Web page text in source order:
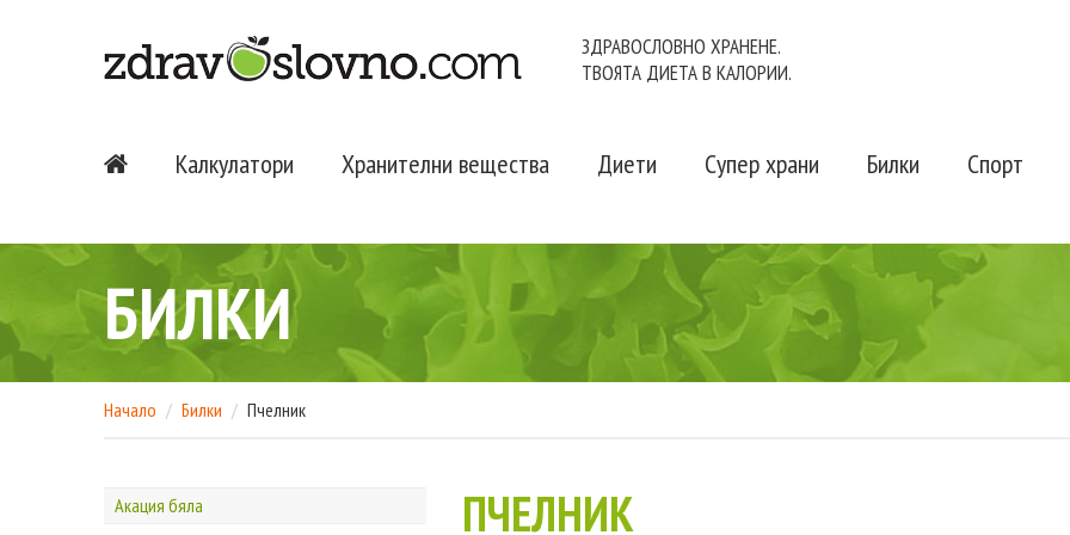
ЗДРАВОСЛОВНО ХРАНЕНЕ.
ТВОЯТА ДИЕТА В КАЛОРИИ.
Калкулатори Хранителни вещества Диети Супер храни Билки Спорт
БИЛКИ
Начало Билки Пчелник
Акация бяла
ПЧЕЛНИК